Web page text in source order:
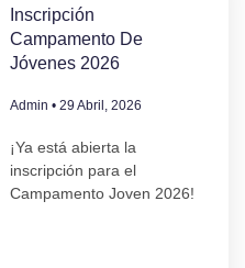
Inscripción
Campamento De
Jóvenes 2026
Admin 29 Abril, 2026
¡Ya está abierta la
inscripción para el
Campamento Joven 2026!